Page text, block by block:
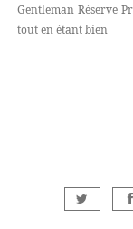
Gentleman Réserve
tout en étant bien